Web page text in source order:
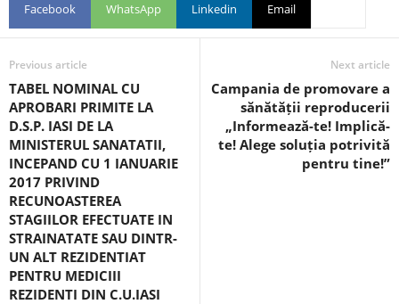
Facebook WhatsApp Linkedin Email
Previous article
TABEL NOMINAL CU
APROBARI PRIMITE LA
D.S.P. IASI DE LA
MINISTERUL SANATATII,
INCEPAND CU 1 IANUARIE
2017 PRIVIND
RECUNOASTEREA
STAGIILOR EFECTUATE IN
STRAINATATE SAU DINTR-
UN ALT REZIDENTIAT
PENTRU MEDICIII
REZIDENTI DIN C.U.IASI
Next article
Campania de promovare a
sănătății reproducerii
„Informează-te! Implică-
te! Alege soluția potrivită
pentru tine!”